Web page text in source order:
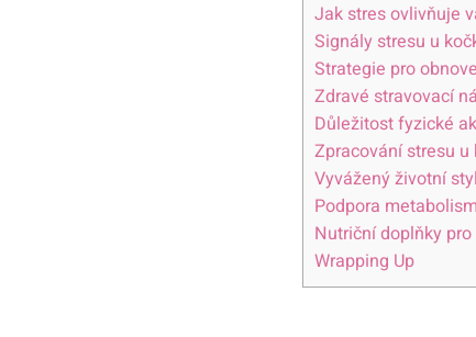
Jak stres ovlivňuje
Signály stresu u
Strategie pro
Zdravé stravovací
Důležitost fyzické
Zpracování stresu
Vyvážený životní
Podpora
Nutriční doplňky
Wrapping Up